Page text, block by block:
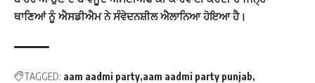
ਥਾਣਿਆਂ ਨੂੰ ਐਸਡੀਐਮ ਨੇ ਸੰਵੇਦਨਸ਼ੀਲ ਐਲਾਨਿਆ ਹੋਇਆ ਹੈ।
TAGGED: aam aadmi party aam aadmi party punjab